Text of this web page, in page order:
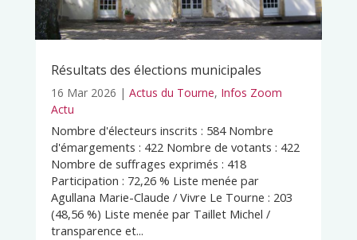
Résultats des élections municipales
16 Mar 2026 | Actus du Tourne, Infos Zoom
Actu
Nombre d'électeurs inscrits : 584 Nombre
d'émargements : 422 Nombre de votants : 422
Nombre de suffrages exprimés : 418
Participation : 72,26 % Liste menée par
Agullana Marie-Claude / Vivre Le Tourne : 203
(48,56 %) Liste menée par Taillet Michel /
transparence et...